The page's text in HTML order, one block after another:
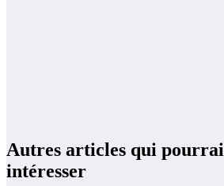
Autres articles qui
intéresser